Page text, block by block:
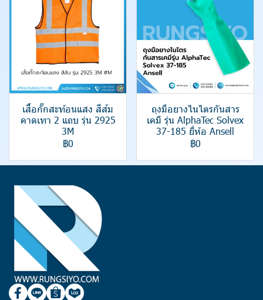
เสื้อกั๊กสะท้อนแสง สีส้ม
คาดเทา 2 แถบ รุ่น 2925
3M
฿0
ถุงมือยางไนไตรกันสาร
เคมี รุ่น AlphaTec Solvex
37-185 ยี่ห้อ Ansell
฿0